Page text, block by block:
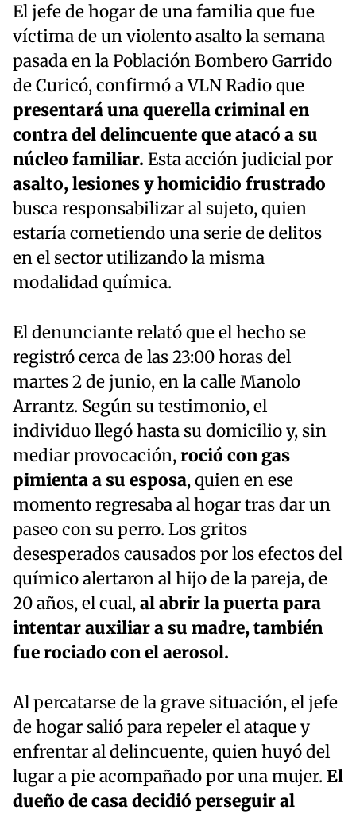
El jefe de hogar de una familia que fue
víctima de un violento asalto la semana
pasada en la Población Bombero Garrido
de Curicó, confirmó a VLN Radio que
presentará una querella criminal en
contra del delincuente que atacó a su
núcleo familiar. Esta acción judicial por
asalto, lesiones y homicidio frustrado
busca responsabilizar al sujeto, quien
estaría cometiendo una serie de delitos
en el sector utilizando la misma
modalidad química.
El denunciante relató que el hecho se
registró cerca de las 23:00 horas del
martes 2 de junio, en la calle Manolo
Arrantz. Según su testimonio, el
individuo llegó hasta su domicilio y, sin
mediar provocación,roció con gas
pimienta a su esposa, quien en ese
momento regresaba al hogar tras dar un
paseo con su perro. Los gritos
desesperados causados por los efectos del
químico alertaron al hijo de la pareja, de
20 años, el cual,al abrir la puerta para
intentar auxiliar a su madre, también
fue rociado con el aerosol.
Al percatarse de la grave situación, el jefe
de hogar salió para repeler el ataque y
enfrentar al delincuente, quien huyó del
lugar a pie acompañado por una mujer. El
dueño de casa decidió perseguir al